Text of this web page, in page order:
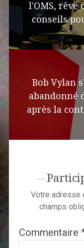
l'OMS, rêve
conseils
Bob Vylan
abandonné
après la
Votre adresse
champs
Commentaire